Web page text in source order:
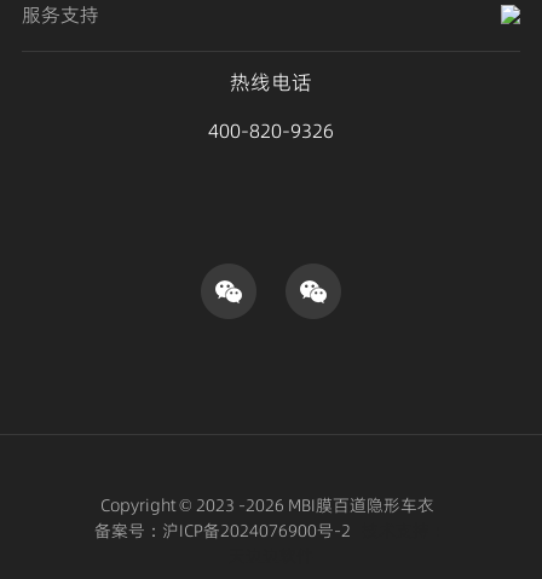
服务支持
热线电话
400-820-9326
Copyright © 2023 -2026 MBI膜百道隐形车衣
备案号： 沪ICP备2024076900号-2